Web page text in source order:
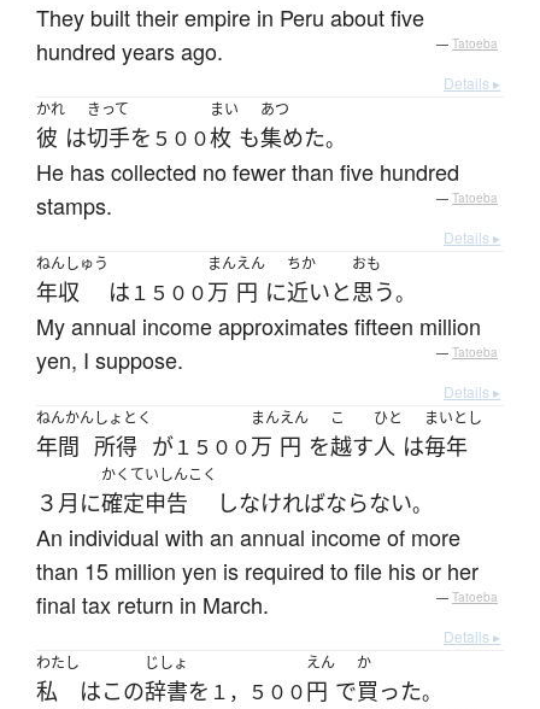
They built their empire in Peru about five
hundred years ago.
— Tatoeba
Details ▸
かれ
彼 は
きって
切手を ５００
まい
枚 も
あつ
集めた。
He has collected no fewer than five hundred
stamps.
— Tatoeba
Details ▸
ねんしゅう
年収 は １５００
まん
万
えん
円 に
ちか
近いと
おも
思う。
My annual income approximates fifteen million
yen, I suppose.
— Tatoeba
Details ▸
ねんかん
年間
しょとく
所得 が１５００
まん
万
えん
円 を
こ
越す
ひと
人 は
まいとし
毎年
３月 に
かくていしんこく
確定申告 しなければならない。
An individual with an annual income of more
than 15 million yen is required to file his or her
final tax return in March.
— Tatoeba
Details ▸
わたし
私 はこの
じしょ
辞書を １，５００
えん
円 で
か
買った。